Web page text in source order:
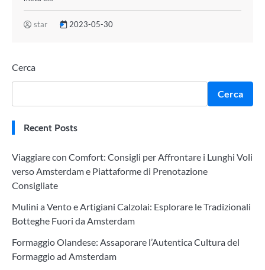
star 2023-05-30
Cerca
Cerca
Recent Posts
Viaggiare con Comfort: Consigli per Affrontare i Lunghi Voli
verso Amsterdam e Piattaforme di Prenotazione
Consigliate
Mulini a Vento e Artigiani Calzolai: Esplorare le Tradizionali
Botteghe Fuori da Amsterdam
Formaggio Olandese: Assaporare l’Autentica Cultura del
Formaggio ad Amsterdam